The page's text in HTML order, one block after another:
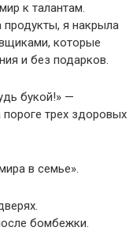
к талантам.
продукты, я накрыла
которые
и без подарков.
букой!» —
пороге трех здоровых
в семье».
бомбежки.